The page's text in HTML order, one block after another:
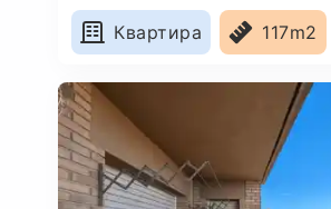
Квартира
117m2